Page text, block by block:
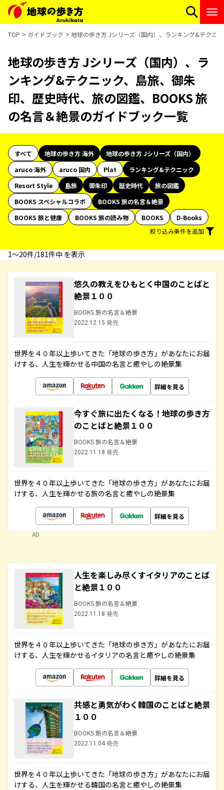
TOP ガイドブック 地球の歩き方 Jシリーズ（国内）、ランキング&テクニ
地球の歩き方 Jシリーズ（国内）、ラ
ンキング&テクニック、島旅、御朱
印、歴史時代、旅の図鑑、BOOKS 旅
の名言＆絶景のガイドブック一覧
すべて 地球の歩き方 海外
地球の歩き方 Jシリーズ（国内）
aruco 海外
aruco 国内 Plat
ランキング&テクニック
Resort Style
島旅 御朱印 歴史時代
旅の図鑑
BOOKS スペシャルコラボ
BOOKS 旅の名言＆絶景
BOOKS 旅と健康
BOOKS 旅の読み物 BOOKS
D-Books
絞り込み条件を追加
1〜20件/181件中 を表示
悠久の教えをひもとく中国のことばと
絶景１００
BOOKS 旅の名言＆絶景
2022.12.15 発売
世界を４０年以上歩いてきた「地球の歩き方」があなたにお届
けする、人生を輝かせる中国の名言と癒やしの絶景集
詳細を見る
今すぐ旅に出たくなる！地球の歩き方
のことばと絶景１００
BOOKS 旅の名言＆絶景
2022.11.18 発売
世界を４０年以上歩いてきた「地球の歩き方」があなたにお届
けする、人生を輝かせる旅の名言と癒やしの絶景集
詳細を見る
AD
人生を楽しみ尽くすイタリアのことば
と絶景１００
BOOKS 旅の名言＆絶景
2022.11.18 発売
世界を４０年以上歩いてきた「地球の歩き方」があなたにお届
けする、人生を輝かせるイタリアの名言と癒やしの絶景集
詳細を見る
共感と勇気がわく韓国のことばと絶景
１００
BOOKS 旅の名言＆絶景
2022.11.04 発売
世界を４０年以上歩いてきた「地球の歩き方」があなたにお届
けする、人生を輝かせる韓国の名言と癒やしの絶景集